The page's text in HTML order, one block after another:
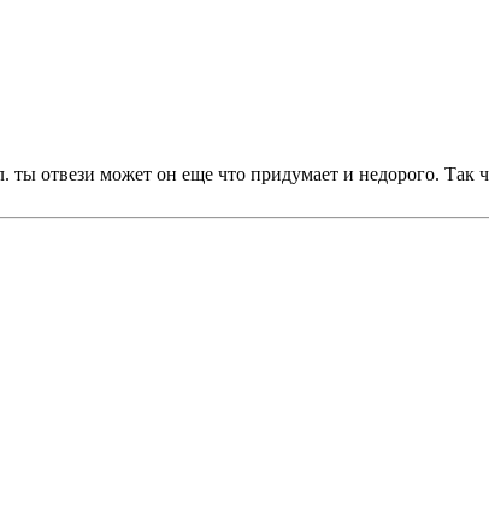
отвези может он еще что придумает и недорого. Так